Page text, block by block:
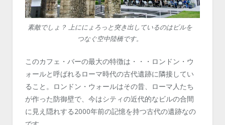
素敵でしょ？ 上ににょろっと突き出しているのはビルを
つなぐ空中陸橋です。
このカフェ・バーの最大の特徴は・・・ロンドン・ウ
ォールと呼ばれるローマ時代の古代遺跡に隣接してい
ること。ロンドン・ウォールはその昔、ローマ人たち
が作った防御壁で、今はシティの近代的なビルの合間
に見え隠れする2000年前の記憶を持つ古代の遺跡なの